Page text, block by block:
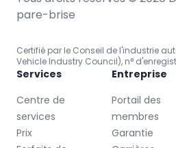
pare-brise
Certifié par le Conseil de l'industrie
Vehicle Industry Council), n°
Services
Centre de
services
Prix
Entreprise
Portail des
membres
Garantie